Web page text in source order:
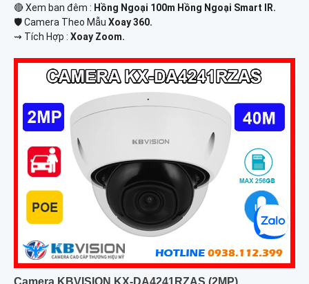
🔴 Xem ban đêm : Hồng Ngoại 100m Hồng Ngoại Smart IR.
🛡 Camera Theo Mẫu Xoay 360.
️⇝ Tích Hợp : Xoay Zoom.
Camera KBVISION KX-DA4241RZAS (2MP)